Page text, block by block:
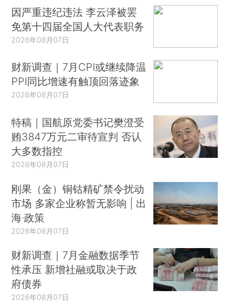
因严重违纪违法 李云泽被罢
免第十四届全国人大代表职务
2026年08月07日
财新调查｜7月CPI或继续降温
PPI同比增速有触顶回落迹象
2026年08月07日
特稿｜国航原党委书记樊澄受
贿3847万元二审待宣判 否认
大多数指控
2026年08月07日
刚果（金）铜钴精矿禁令扰动
市场 多家企业称暂无影响 | 出
海·政策
2026年08月07日
财新调查｜7月金融数据季节
性承压 新增社融或取决于政
府债券
2026年08月07日